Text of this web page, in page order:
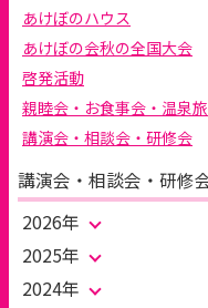
あけぼのハウス
あけぼの会秋の全国大会
啓発活動
親睦会・お食事会・温泉
講演会・相談会・研修会
講演会・相談会・研修
2026年
2025年
2024年